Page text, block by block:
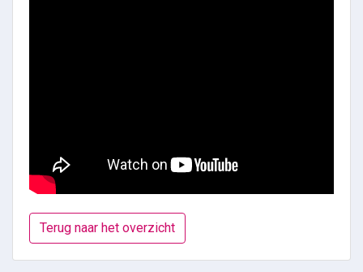
Terug naar het overzicht